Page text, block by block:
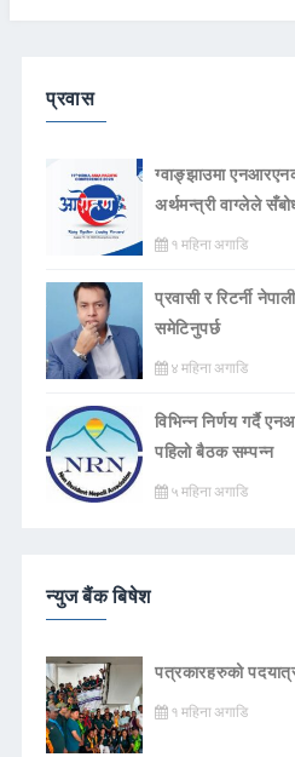
प्रवास
ग्वाङ्झाउमा
अर्थमन्त्री वाग्लेले
१ महिना अगाडि
प्रवासी र रिटर्नी
समेटिनुपर्छ
४ महिना अगाडि
विभिन्न निर्णय गर्दै
पहिलो बैठक सम्पन्न
५ महिना अगाडि
न्युज बैंक बिषेश
पत्रकारहरुको
१ महिना अगाडि